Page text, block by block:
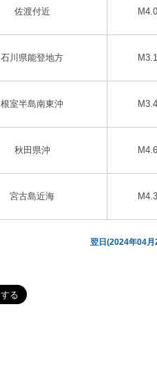
佐渡付近 M4.0
石川県能登地方 M3.1
根室半島南東沖 M3.4
秋田県沖 M4.6
宮古島近海 M4.3
翌日(2024年04